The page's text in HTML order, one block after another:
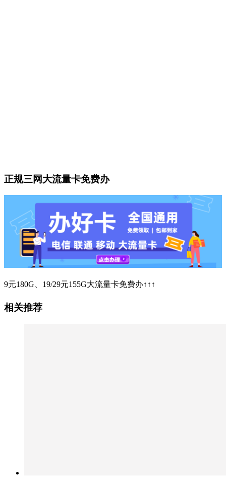
正规三网大流量卡免费办
9元180G、19/29元155G大流量卡免费办↑↑↑
相关推荐